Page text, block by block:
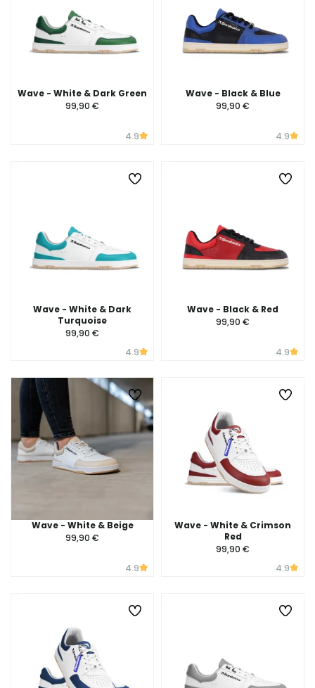
Wave - White & Dark Green
99,90 €
4.9
Wave - Black & Blue
99,90 €
4.9
Wave - White & Dark
Turquoise
99,90 €
4.9
Wave - Black & Red
99,90 €
4.9
Wave - White & Beige
99,90 €
4.9
Wave - White & Crimson
Red
99,90 €
4.9